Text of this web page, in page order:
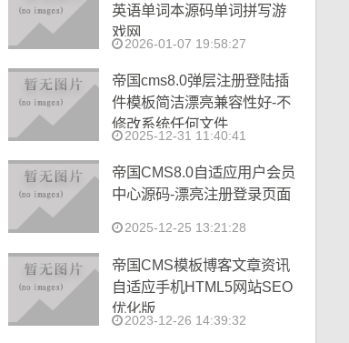
英语单词本源码单词拼写游
戏网
2026-01-07 19:58:27
帝国cms8.0弹层注册登陆插
件模板简洁漂亮兼容性好-不
修改系统任何文件
2025-12-31 11:40:41
帝国CMS8.0自适应用户会员
中心源码-漂亮注册登录页面
2025-12-25 13:21:28
帝国CMS模板博客文章资讯
自适应手机HTML5网站SEO
优化版
2023-12-26 14:39:32